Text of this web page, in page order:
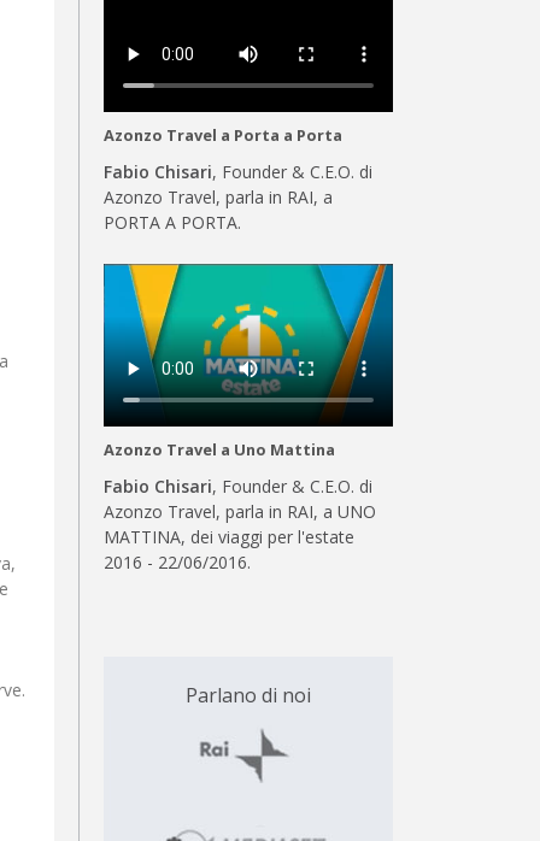
Azonzo Travel a Porta a Porta
Fabio Chisari, Founder & C.E.O. di
Azonzo Travel, parla in RAI, a
PORTA A PORTA.
Azonzo Travel a Uno Mattina
Fabio Chisari, Founder & C.E.O. di
Azonzo Travel, parla in RAI, a UNO
MATTINA, dei viaggi per l'estate
2016 - 22/06/2016.
Parlano di noi